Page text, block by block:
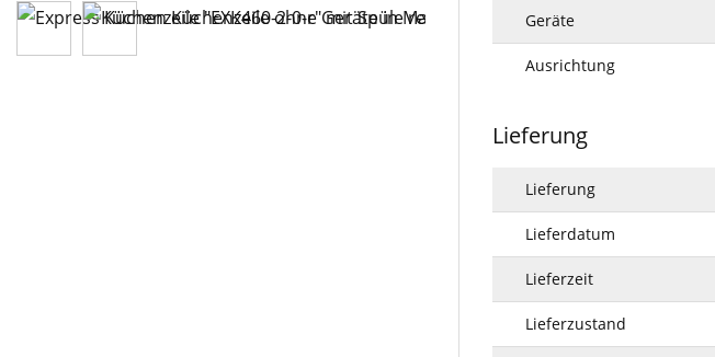
Geräte
Ausrichtung
Lieferung
Lieferung
Lieferdatum
Lieferzeit
Lieferzustand